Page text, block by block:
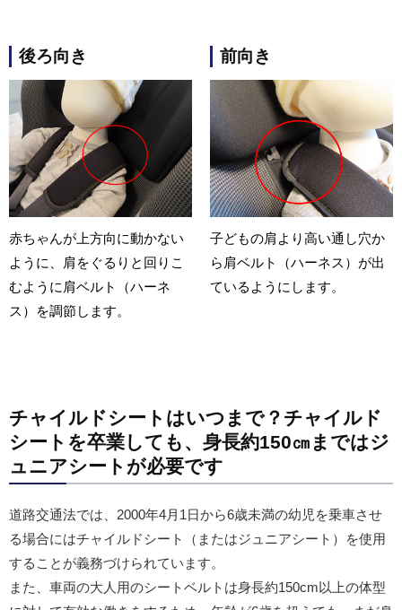
後ろ向き
赤ちゃんが上方向に動かない
ように、肩をぐるりと回りこ
むように肩ベルト（ハーネ
ス）を調節します。
前向き
子どもの肩より高い通し穴か
ら肩ベルト（ハーネス）が出
ているようにします。
チャイルドシートはいつまで？チャイルド
シートを卒業しても、身長約150㎝まではジ
ュニアシートが必要です
道路交通法では、2000年4月1日から6歳未満の幼児を乗車させ
る場合にはチャイルドシート（またはジュニアシート）を使用
することが義務づけられています。
また、車両の大人用のシートベルトは身長約150cm以上の体型